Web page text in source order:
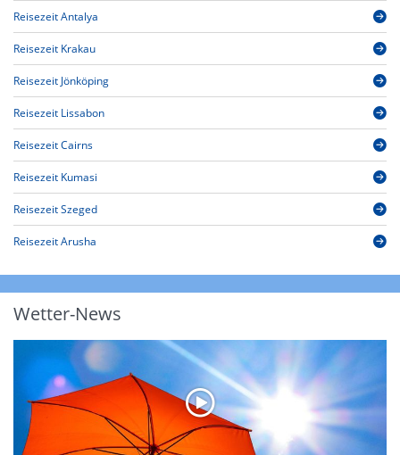
Reisezeit Antalya
Reisezeit Krakau
Reisezeit Jönköping
Reisezeit Lissabon
Reisezeit Cairns
Reisezeit Kumasi
Reisezeit Szeged
Reisezeit Arusha
Wetter-News